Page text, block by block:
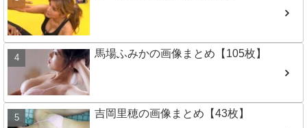
馬場ふみかの画像まとめ【105枚】
吉岡里穂の画像まとめ【43枚】